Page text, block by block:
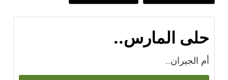
حلى المارس..
أم الجيران..